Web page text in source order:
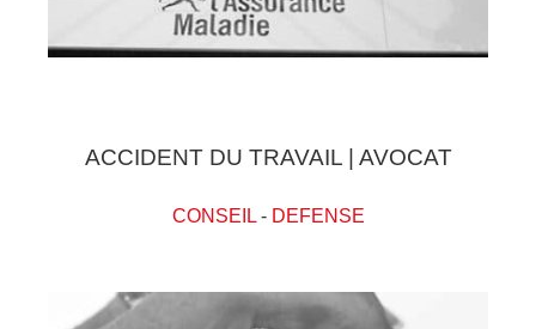
ACCIDENT DU TRAVAIL | AVOCAT
CONSEIL- DEFENSE